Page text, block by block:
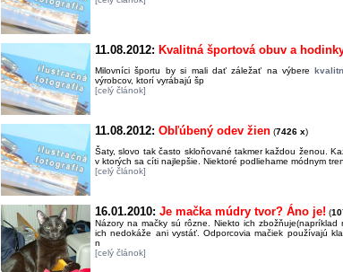
11.08.2012: Kvalitná športová obuv a
Milovníci športu by si mali dať záležať na výbere
výrobcov, ktorí vyrábajú šp
[celý článok]
11.08.2012: Obľúbený odev žien (7426 x)
Šaty, slovo tak často skloňované takmer každou ženou.
v ktorých sa cíti najlepšie. Niektoré podliehame módnym
[celý článok]
16.01.2010: Je mačka múdry tvor? Áno je! (
Názory na mačky sú rôzne. Niekto ich
ich nedokáže ani vystáť. Odporcovia mačiek používajú
n
[celý článok]